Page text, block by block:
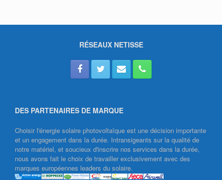
RÉSEAUX NETISSE
DES PARTENAIRES DE MARQUE
Choisir l'énergie solaire photovoltaïque est une décision importante
et un engagement dans la durée. Intransigeants sur la qualité de
notre matériel, et soucieux d'inscrire nos services dans la durée,
nous avons fait le choix de travailler exclusivement avec des
marques européennes leaders du solaire.